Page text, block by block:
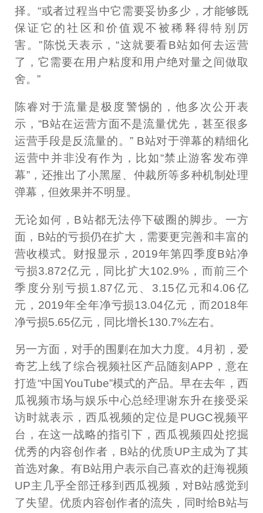
择。“或者过程当中它需要妥协多少，才能够既
保证它的社区和价值观不被稀释得特别厉
害。”陈悦天表示，“这就要看B站如何去运营
了，它需要在用户粘度和用户绝对量之间做取
舍。”
陈睿对于流量是极度警惕的，他多次公开表
示，“B站在运营方面不是流量优先，甚至很多
运营手段是反流量的。” B站对于弹幕的精细化
运营中并非没有作为，比如“禁止游客发布弹
幕”，还推出了小黑屋、仲裁所等多种机制处理
弹幕，但效果并不明显。
无论如何，B站都无法停下破圈的脚步。一方
面，B站的亏损仍在扩大，需要更完善和丰富的
营收模式。财报显示，2019年第四季度B站净
亏损3.872亿元，同比扩大102.9%，而前三个
季度分别亏损1.87亿元、3.15亿元和4.06亿
元，2019年全年净亏损13.04亿元，而2018年
净亏损5.65亿元，同比增长130.7%左右。
另一方面，对手的围剿在加大力度。4月初，爱
奇艺上线了综合视频社区产品随刻APP，意在
打造“中国YouTube”模式的产品。早在去年，西
瓜视频市场与娱乐中心总经理谢东升在接受采
访时就表示，西瓜视频的定位是PUGC视频平
台，在这一战略的指引下，西瓜视频四处挖掘
优秀的内容创作者，B站的优质UP主成为了其
首选对象。有B站用户表示自己喜欢的赶海视频
UP主几乎全部迁移到西瓜视频，对B站感觉到
了失望。优质内容创作者的流失，同时给B站与